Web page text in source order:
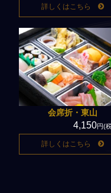
会社概要
弁慶スタッフの日記
facebook
特定商取引法に基づく表記
詳しくはこちら
会席折・東山
4,150円(
詳しくはこちら